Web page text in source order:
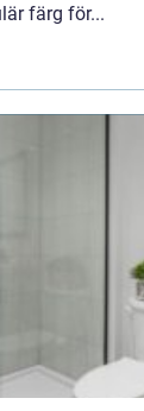
färg för...